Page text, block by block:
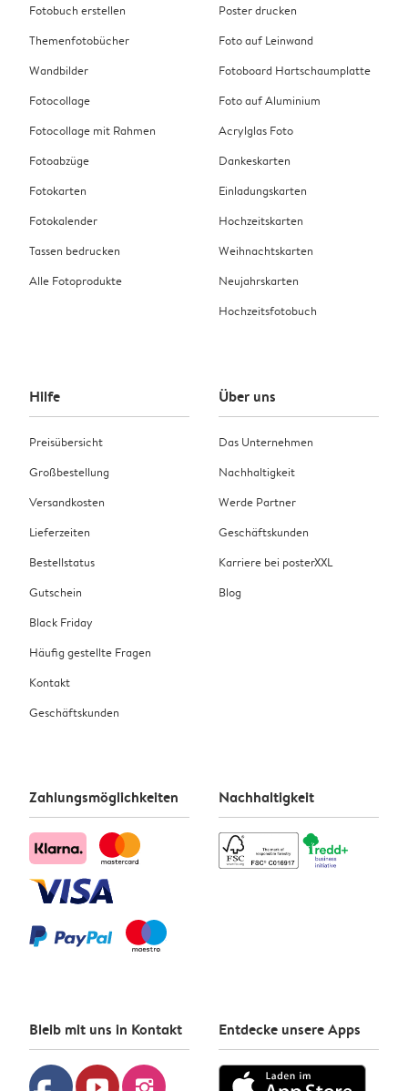
Fotobuch erstellen
Themenfotobücher
Wandbilder
Fotocollage
Fotocollage mit Rahmen
Fotoabzüge
Fotokarten
Fotokalender
Tassen bedrucken
Alle Fotoprodukte
Poster drucken
Foto auf Leinwand
Fotoboard Hartschaumplatte
Foto auf Aluminium
Acrylglas Foto
Dankeskarten
Einladungskarten
Hochzeitskarten
Weihnachtskarten
Neujahrskarten
Hochzeitsfotobuch
Hilfe
Preisübersicht
Großbestellung
Versandkosten
Lieferzeiten
Bestellstatus
Gutschein
Black Friday
Häufig gestellte Fragen
Kontakt
Geschäftskunden
Über uns
Das Unternehmen
Nachhaltigkeit
Werde Partner
Geschäftskunden
Karriere bei posterXXL
Blog
Zahlungsmöglichkeiten Nachhaltigkeit
Bleib mit uns in Kontakt Entdecke unsere Apps